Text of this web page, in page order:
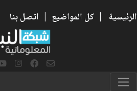
الرئيسية | كل المواضيع | اتصل بنا